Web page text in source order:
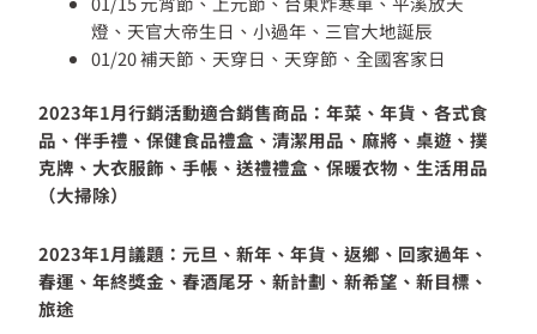
燈、天官大帝生日、小過年、三官大地誕辰
01/20 補天節、天穿日、天穿節、全國客家日
2023年1月行銷活動適合銷售商品：年菜、年貨、各式食
品、伴手禮、保健食品禮盒、清潔用品、麻將、桌遊、撲
克牌、大衣服飾、手帳、送禮禮盒、保暖衣物、生活用品
（大掃除）
2023年1月議題：元旦、新年、年貨、返鄉、回家過年、
春運、年終獎金、春酒尾牙、新計劃、新希望、新目標、
旅途